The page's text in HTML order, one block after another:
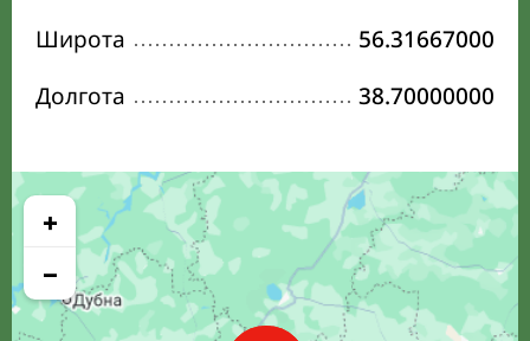
Широта
56.31667000
Долгота
38.70000000
+
−